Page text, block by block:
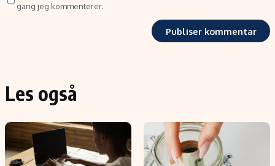
gang jeg kommenterer.
Les også